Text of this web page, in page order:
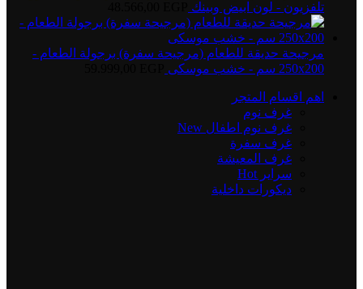
تلفزيون - لون ابيض وبينك
مرجيحة حديقة للطعام (مرجيحة سفرة) برجولة الطعام -
250x200 سم - خشب موسكى
اهم اقسام المتجر
غرف نوم
غرف نوم اطفال New
غرف سفرة
غرف المعيشة
سراير Hot
ديكورات داخلية